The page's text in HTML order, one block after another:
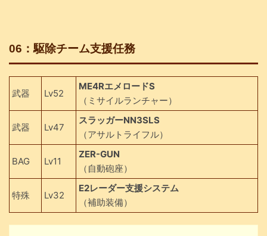
06：駆除チーム支援任務
武器 Lv52
ME4RエメロードS
（ミサイルランチャー）
武器 Lv47
スラッガーNN3SLS
（アサルトライフル）
BAG Lv11
ZER-GUN
（自動砲座）
特殊 Lv32
E2レーダー支援システム
（補助装備）